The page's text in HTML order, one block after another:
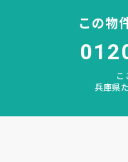
斑鳩
太子西
この物
こ
兵庫県